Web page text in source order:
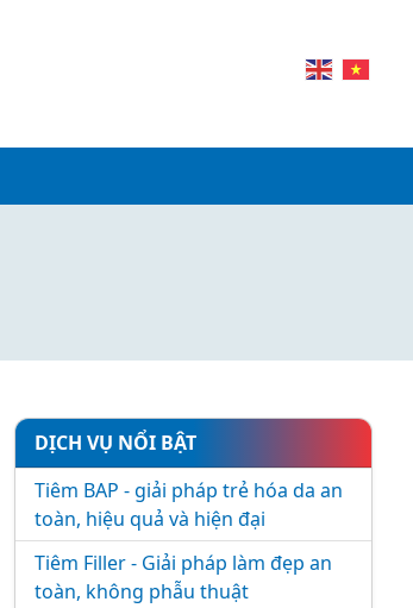
DỊCH VỤ NỔI BẬT
Tiêm BAP - giải pháp trẻ hóa da an
toàn, hiệu quả và hiện đại
Tiêm Filler - Giải pháp làm đẹp an
toàn, không phẫu thuật